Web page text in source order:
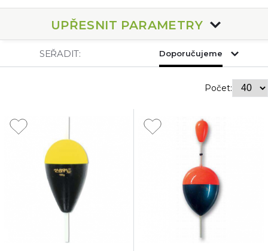
UPŘESNIT PARAMETRY
SEŘADIT: Doporučujeme
Počet: